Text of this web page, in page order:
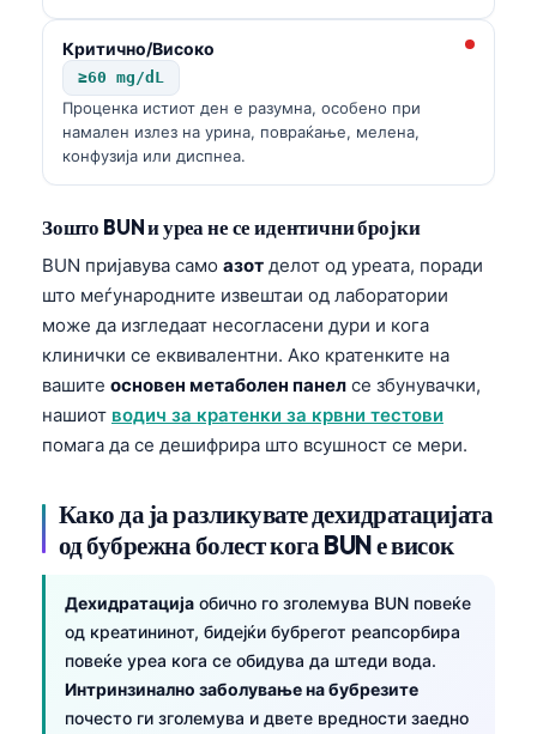
Критично/Високо
≥60 mg/dL
Проценка истиот ден е разумна, особено при
намален излез на урина, повраќање, мелена,
конфузија или диспнеа.
Зошто BUN и уреа не се идентични бројки
BUN пријавува само азот делот од уреата, поради
што меѓународните извештаи од лаборатории
може да изгледаат несогласени дури и кога
клинички се еквивалентни. Ако кратенките на
вашите основен метаболен панел се збунувачки,
нашиот водич за кратенки за крвни тестови
помага да се дешифрира што всушност се мери.
Како да ја разликувате дехидратацијата
од бубрежна болест кога BUN е висок
Дехидратација обично го зголемува BUN повеќе
од креатининот, бидејќи бубрегот реапсорбира
повеќе уреа кога се обидува да штеди вода.
Интринзинално заболување на бубрезите
почесто ги зголемува и двете вредности заедно